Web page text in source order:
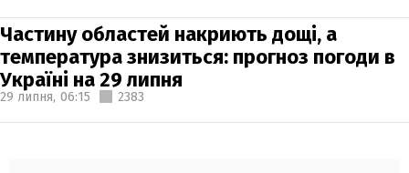
Частину областей накриють дощі, а
температура знизиться: прогноз погоди в
Україні на 29 липня
29 липня, 06:15 2383